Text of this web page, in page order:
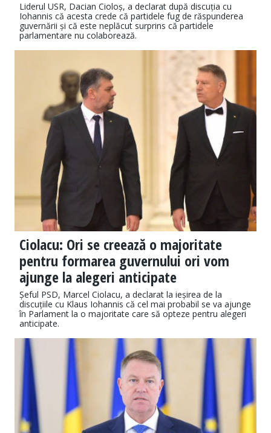
Liderul USR, Dacian Cioloș, a declarat după discuția cu
Iohannis că acesta crede că partidele fug de răspunderea
guvernării și că este neplăcut surprins că partidele
parlamentare nu colaborează.
Ciolacu: Ori se creează o majoritate
pentru formarea guvernului ori vom
ajunge la alegeri anticipate
Șeful PSD, Marcel Ciolacu, a declarat la ieșirea de la
discuțiile cu Klaus Iohannis că cel mai probabil se va ajunge
în Parlament la o majoritate care să opteze pentru alegeri
anticipate.